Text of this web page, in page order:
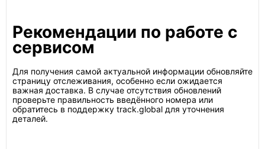
Рекомендации по работе с
сервисом
Для получения самой актуальной информации обновляйте
страницу отслеживания, особенно если ожидается
важная доставка. В случае отсутствия обновлений
проверьте правильность введённого номера или
обратитесь в поддержку track.global для уточнения
деталей.